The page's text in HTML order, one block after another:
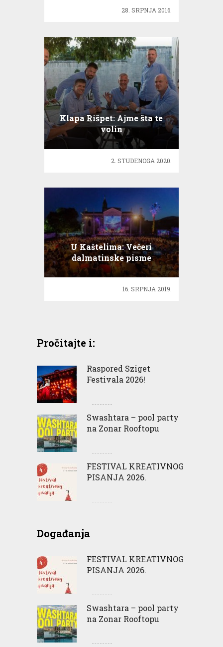
28. SRPNJA 2016.
Klapa Rišpet: Ajme šta te
volin
2. STUDENOGA 2020.
U Kaštelima: Večeri
dalmatinske pisme
16. SRPNJA 2019.
Pročitajte i:
Raspored Sziget
Festivala 2026!
Swashtara – pool party
na Zonar Rooftopu
FESTIVAL KREATIVNOG
PISANJA 2026.
Događanja
FESTIVAL KREATIVNOG
PISANJA 2026.
Swashtara – pool party
na Zonar Rooftopu